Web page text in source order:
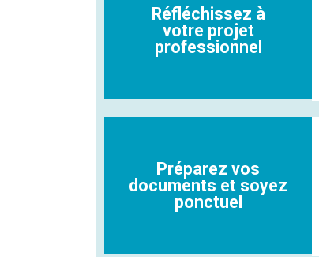
Réfléchissez à
votre projet
professionnel
Préparez vos
documents et soyez
ponctuel​